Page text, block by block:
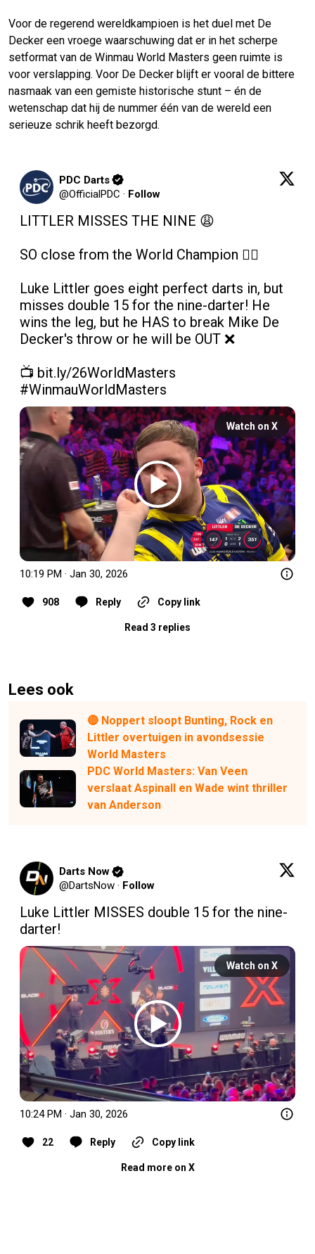
Voor de regerend wereldkampioen is het duel met De
Decker een vroege waarschuwing dat er in het scherpe
setformat van de Winmau World Masters geen ruimte is
voor verslapping. Voor De Decker blijft er vooral de bittere
nasmaak van een gemiste historische stunt – én de
wetenschap dat hij de nummer één van de wereld een
serieuze schrik heeft bezorgd.
PDC Darts
@OfficialPDC · Follow
LITTLER MISSES THE NINE 😩
SO close from the World Champion 😮‍💨
Luke Littler goes eight perfect darts in, but
misses double 15 for the nine-darter! He
wins the leg, but he HAS to break Mike De
Decker's throw or he will be OUT ❌
📺 bit.ly/26WorldMasters
#WinmauWorldMasters
Watch on X
10:19 PM · Jan 30, 2026
908 Reply Copy link
Read 3 replies
Lees ook
🔴 Noppert sloopt Bunting, Rock en
Littler overtuigen in avondsessie
World Masters
PDC World Masters: Van Veen
verslaat Aspinall en Wade wint thriller
van Anderson
Darts Now
@DartsNow · Follow
Luke Littler MISSES double 15 for the nine-
darter!
Watch on X
10:24 PM · Jan 30, 2026
22 Reply Copy link
Read more on X